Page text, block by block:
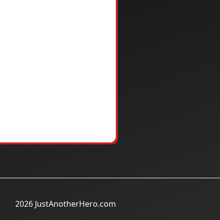
2026 JustAnotherHero.com